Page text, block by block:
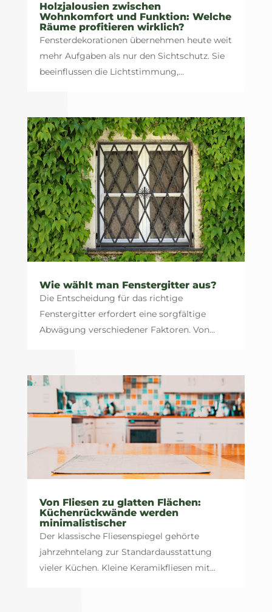
Holzjalousien zwischen
Wohnkomfort und Funktion: Welche
Räume profitieren wirklich?
Fensterdekorationen übernehmen heute weit
mehr Aufgaben als nur den Sichtschutz. Sie
beeinflussen die Lichtstimmung,...
Wie wählt man Fenstergitter aus?
Die Entscheidung für das richtige
Fenstergitter erfordert eine sorgfältige
Abwägung verschiedener Faktoren. Von...
Von Fliesen zu glatten Flächen:
Küchenrückwände werden
minimalistischer
Der klassische Fliesenspiegel gehörte
jahrzehntelang zur Standardausstattung
vieler Küchen. Kleine Keramikfliesen mit...